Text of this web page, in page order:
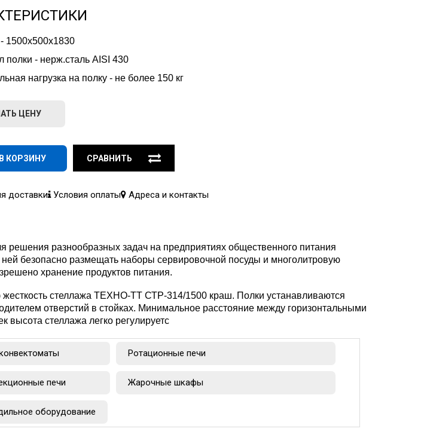
1500х500х1830
полки - нерж.сталь AISI 430
нагрузка на полку - не более 150 кг
ЦЕНУ
В КОРЗИНУ СРАВНИТЬ
доставки Условия оплаты Адреса и контакты
разнообразных задач на предприятиях общественного питания
безопасно размещать наборы сервировочной посуды и многолитровую
хранение продуктов питания.
стеллажа ТЕХНО-ТТ СТР-314/1500 краш. Полки устанавливаются
отверстий в стойках. Минимальное расстояние между горизонтальными
высота стеллажа легко регулируетс
Ротационные печи
печи Жарочные шкафы
оборудование